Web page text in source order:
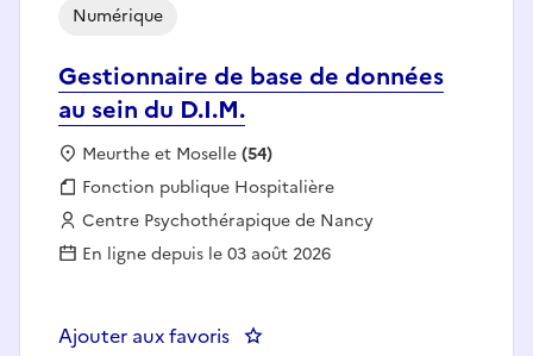
Gestionnaire de base de données
au sein du D.I.M.
Numérique
Localisation :
Meurthe et Moselle(54)
Fonction publique :
Fonction publique Hospitalière
Employeur :
Centre Psychothérapique de Nancy
En ligne depuis le 03 août 2026
Ajouter aux favoris : Gestionnaire de base de